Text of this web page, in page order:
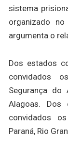
sistema
organizado
argumenta o
Dos estados
convidados
Segurança do
Alagoas. Dos
convidados
Paraná, Rio